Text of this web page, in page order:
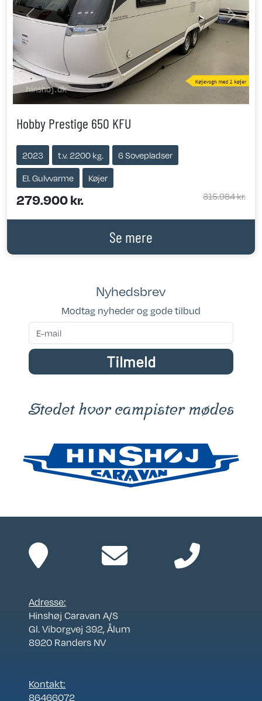
Previous Next
Hobby Prestige 650 KFU
2023 t.v. 2200 kg.
6 Sovepladser
El. Gulvvarme
Køjer
279.900 kr. 315.984 kr.
Se mere
Nyhedsbrev
Modtag nyheder og gode tilbud
Tilmeld
Adresse:
Hinshøj Caravan A/S
Gl. Viborgvej 392, Ålum
8920 Randers NV
Kontakt:
86466072